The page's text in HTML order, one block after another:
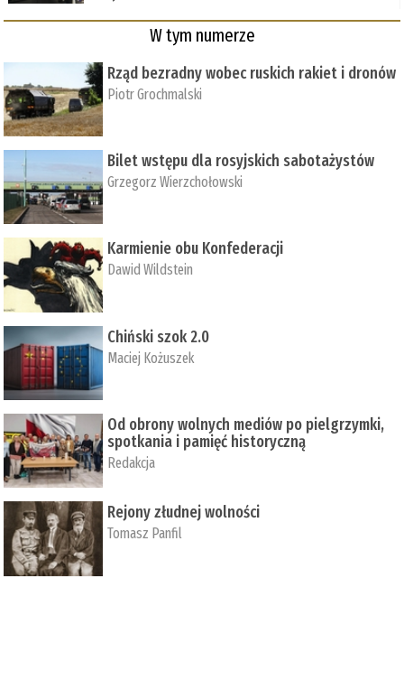
W tym numerze
Rząd bezradny wobec ruskich rakiet i dronów
Piotr Grochmalski
Bilet wstępu dla rosyjskich sabotażystów
Grzegorz Wierzchołowski
Karmienie obu Konfederacji
Dawid Wildstein
Chiński szok 2.0
Maciej Kożuszek
Od obrony wolnych mediów po pielgrzymki,
spotkania i pamięć historyczną
Redakcja
Rejony złudnej wolności
Tomasz Panfil